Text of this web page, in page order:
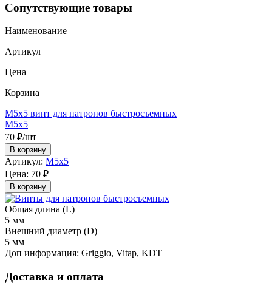
Сопутствующие товары
Наименование
Артикул
Цена
Корзина
М5х5 винт для патронов быстросъемных
М5х5
70 ₽/шт
В корзину
Артикул: М5х5
Цена: 70 ₽
В корзину
Общая длина (L)
5 мм
Внешний диаметр (D)
5 мм
Доп информация: Griggio, Vitap, KDT
Доставка и оплата